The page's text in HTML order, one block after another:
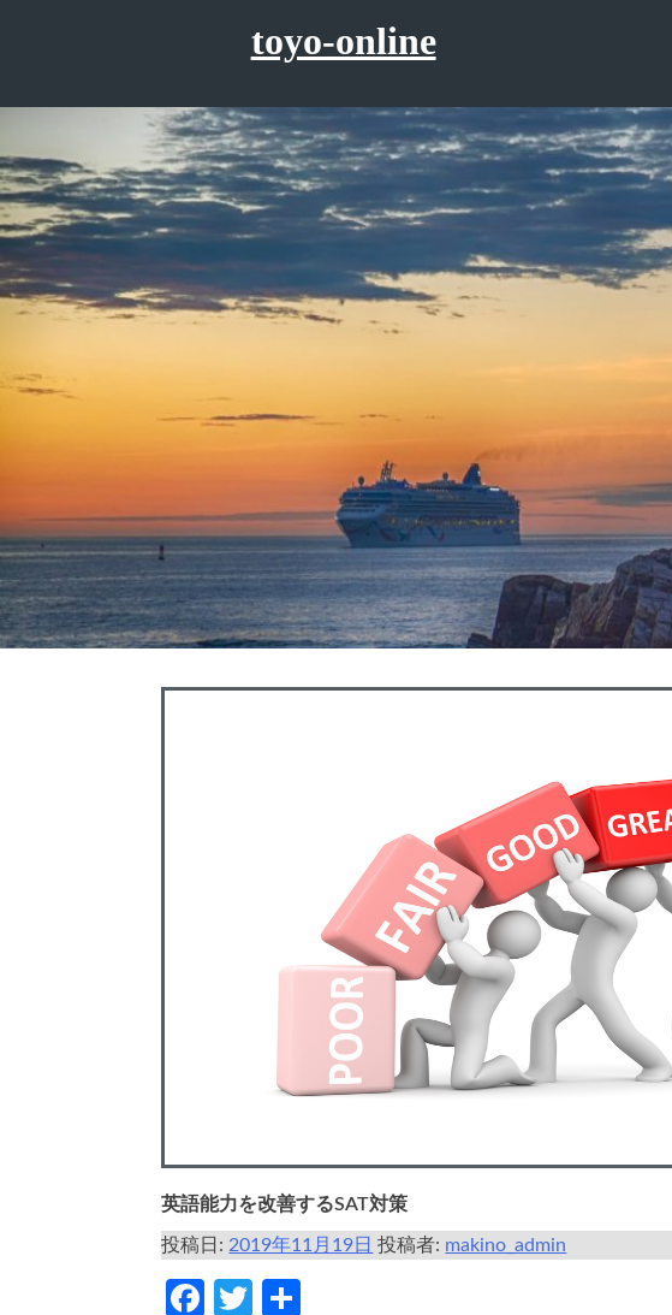
へ
ス
キ
ッ
プ
toyo-online
英語能力を改善するSAT対策
投稿日:2019年11月19日 投稿者: makino_admin
Facebook
Twitter